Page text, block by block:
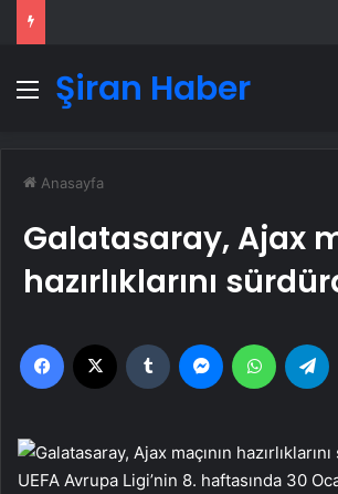
Menü
Şiran Haber
Anasayfa
Galatasaray, Ajax
hazırlıklarını
Facebook Tumblr MessengerWhatsApp
UEFA Avrupa Ligi’nin 8. haftasında 30